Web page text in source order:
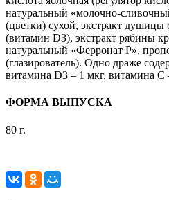
натуральный «молочно-
(цветки) сухой, экстракт душицы
(витамин D3), экстракт рябины
натуральный «Ферронат Р»,
(глазирователь). Одно драже
витамина D3 – 1 мкг, витамина С
ФОРМА ВЫПУСКА
80 г.